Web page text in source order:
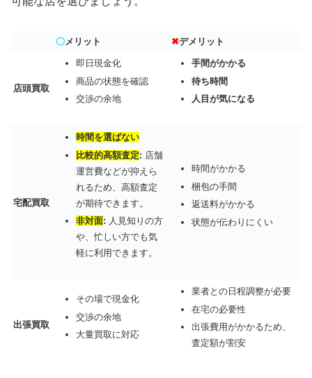
〇 メリット ✖デメリット
店頭買取
即日現金化
商品の状態を確認
交渉の余地
手間がかかる
待ち時間
人目が気になる
宅配買取
時間を選ばない
比較的高額査定: 店舗
運営費などが抑えら
れるため、高額査定
が期待できます。
非対面: 人見知りの方
や、忙しい方でも気
軽に利用できます。
時間がかかる
梱包の手間
返送料がかかる
状態が伝わりにくい
出張買取
その場で現金化
交渉の余地
大量買取に対応
業者との日程調整が必要
在宅の必要性
出張費用がかかるため、
査定額が割安